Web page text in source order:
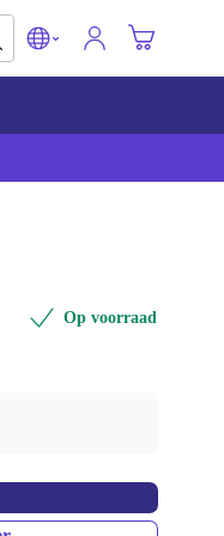
Op voorraad